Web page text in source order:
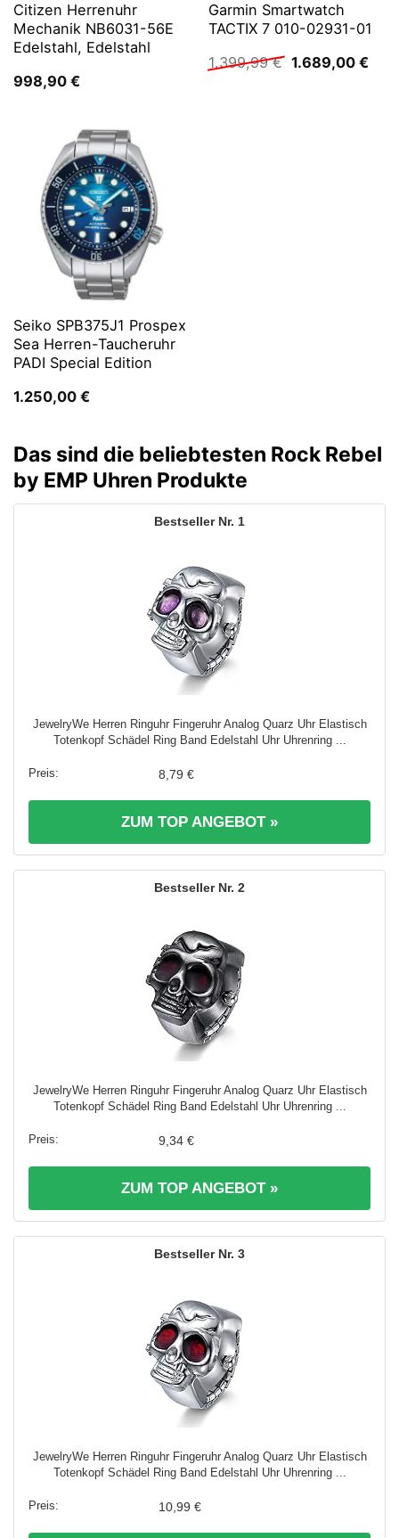
Citizen Herrenuhr
Mechanik NB6031-56E
Edelstahl, Edelstahl
998,90 €
Garmin Smartwatch
TACTIX 7 010-02931-01
1.399,99€ Ursprünglicher
1.689,00 €
Seiko SPB375J1 Prospex
Sea Herren-Taucheruhr
PADI Special Edition
1.250,00 €
Das sind die beliebtesten Rock Rebel
by EMP Uhren Produkte
1
JewelryWe Herren Ringuhr Fingeruhr Analog Quarz Uhr Elastisch
Totenkopf Schädel Ring Band Edelstahl Uhr Uhrenring ...
8,79 €
ZUM TOP ANGEBOT »
2
JewelryWe Herren Ringuhr Fingeruhr Analog Quarz Uhr Elastisch
Totenkopf Schädel Ring Band Edelstahl Uhr Uhrenring ...
9,34 €
ZUM TOP ANGEBOT »
3
JewelryWe Herren Ringuhr Fingeruhr Analog Quarz Uhr Elastisch
Totenkopf Schädel Ring Band Edelstahl Uhr Uhrenring ...
10,99 €